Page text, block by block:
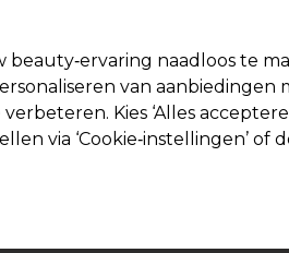
🌟 Haar Elektra Beauty
beauty‑ervaring naadloos te
van
Kies ‘Alles
via ‘Cookie‑instellingen’ of